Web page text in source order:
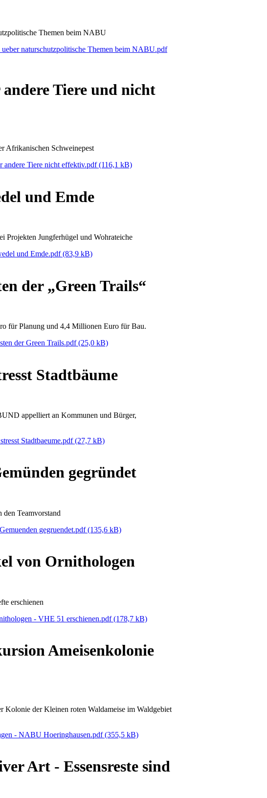
Themen beim NABU
naturschutzpolitische Themen beim NABU.pdf
Tiere und nicht
Afrikanischen Schweinepest
andere Tiere nicht effektiv.pdf(116,1 kB)
und Emde
Projekten Jungferhügel und Wohrateiche
und Emde.pdf(83,9 kB)
der „Green Trails“
für Planung und 4,4 Millionen Euro für Bau.
der Green Trails.pdf(25,0 kB)
Stadtbäume
appelliert an Kommunen und Bürger,
Stadtbaeume.pdf(27,7 kB)
gegründet
Teamvorstand
gegruendet.pdf(135,6 kB)
von Ornithologen
erschienen
- VHE 51 erschienen.pdf(178,7 kB)
Ameisenkolonie
Kolonie der Kleinen roten Waldameise im Waldgebiet
- NABU Hoeringhausen.pdf(355,5 kB)
Art - Essensreste sind